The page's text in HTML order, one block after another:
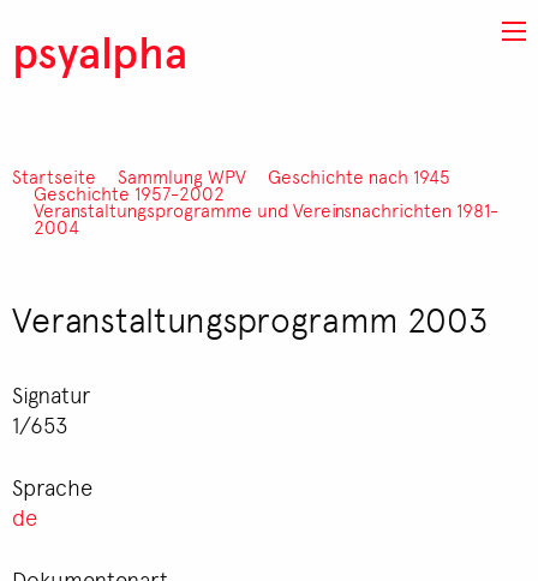
psyalpha
Pfadnavigation
Startseite Sammlung WPV Geschichte nach 1945
Geschichte 1957-2002
Veranstaltungsprogramme und Vereinsnachrichten 1981-
2004
Veranstaltungsprogramm 2003
Signatur
1/653
Sprache
de